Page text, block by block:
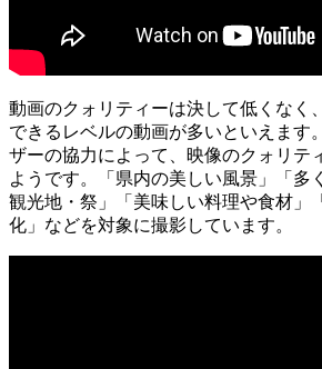
動画のクォリティーは決して低くなく
できるレベルの動画が多いといえます
ザーの協力によって、映像のクォリテ
ようです。「県内の美しい風景」「多
観光地・祭」「美味しい料理や食材」
化」などを対象に撮影しています。